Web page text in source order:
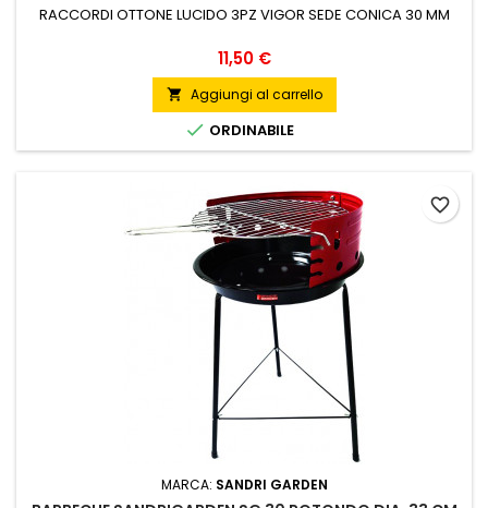
RACCORDI OTTONE LUCIDO 3PZ VIGOR SEDE CONICA 30 MM
Prezzo
11,50 €
 Aggiungi al carrello
 ORDINABILE
MARCA: SANDRI GARDEN
favorite_border